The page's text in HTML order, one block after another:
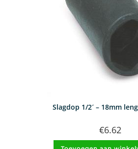
Slagdop 1/2´ – 18mm
€6.62